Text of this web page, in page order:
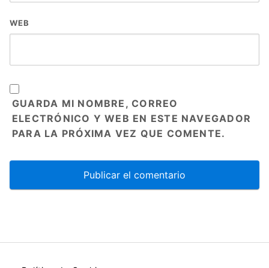
WEB
GUARDA MI NOMBRE, CORREO
ELECTRÓNICO Y WEB EN ESTE NAVEGADOR
PARA LA PRÓXIMA VEZ QUE COMENTE.